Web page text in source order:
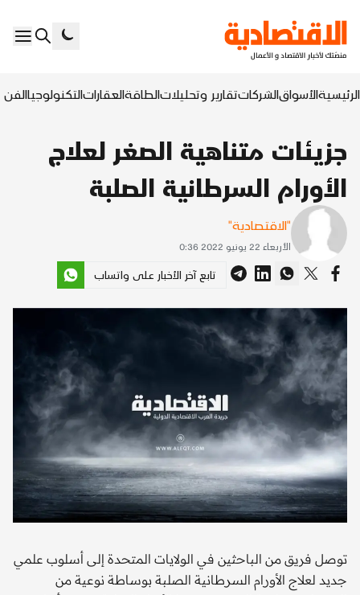
الرئيسيةالأسواقالشركاتتقارير وتحليلاتالطاقةالعقاراتالتكنولوجياالفن
جزيئات متناهية الصغر لعلاج
الأورام السرطانية الصلبة
"الاقتصادية"
الأربعاء 22 يونيو 2022 0:36
تابع آخر الأخبار على واتساب
توصل فريق من الباحثين في الولايات المتحدة إلى أسلوب علمي
جديد لعلاج الأورام السرطانية الصلبة بوساطة نوعية من